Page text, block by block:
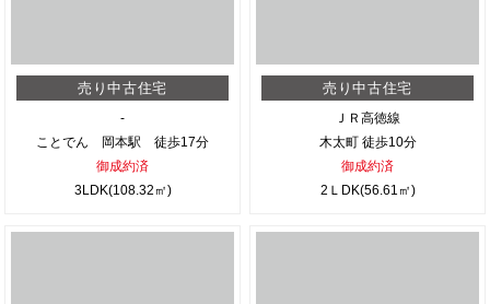
売り中古住宅
-
ことでん 岡本駅 徒歩17分
御成約済
3LDK(108.32㎡)
売り中古住宅
ＪＲ高徳線
木太町 徒歩10分
御成約済
2ＬDK(56.61㎡)